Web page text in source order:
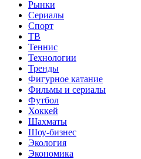
Рынки
Сериалы
Спорт
ТВ
Теннис
Технологии
Тренды
Фигурное катание
Фильмы и сериалы
Футбол
Хоккей
Шахматы
Шоу-бизнес
Экология
Экономика